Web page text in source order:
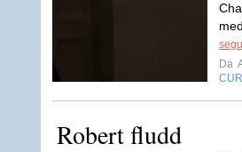
Da
Robert fludd